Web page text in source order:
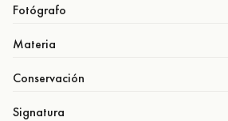
Fotógrafo
Materia
Conservación
Signatura